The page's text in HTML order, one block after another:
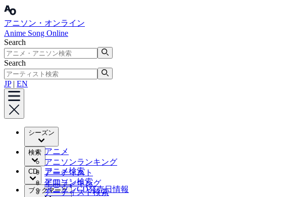
アニソン・オンライン
Anime Song Online
Search
Search
JP| EN
シーズン
アニメ
アニソンランキング
アーティスト
年間ランキング
検索
アニメ検索
アニソン検索
アーティスト検索
CD
アニソンCD発売日情報
ブックマーク